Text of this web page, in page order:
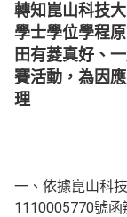
轉知崑山科技
學士學位學程
田有菱真好、
賽活動，為因
理
一、依據崑山科
1110005770號函